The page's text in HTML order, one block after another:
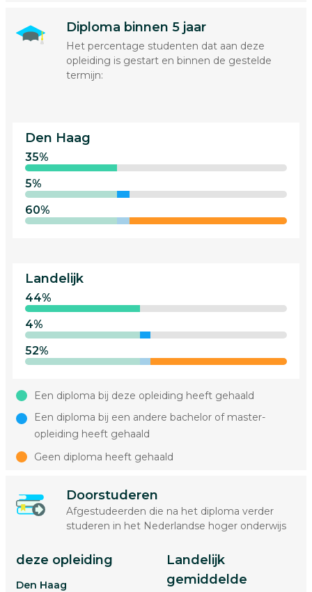
Diploma binnen 5 jaar
Het percentage studenten dat aan deze
opleiding is gestart en binnen de gestelde
termijn:
Den Haag
35%
5%
60%
Landelijk
44%
4%
52%
Een diploma bij deze opleiding heeft gehaald
Een diploma bij een andere bachelor of master-
opleiding heeft gehaald
Geen diploma heeft gehaald
Doorstuderen
Afgestudeerden die na het diploma verder
studeren in het Nederlandse hoger onderwijs
deze opleiding
Den Haag
Landelijk
gemiddelde